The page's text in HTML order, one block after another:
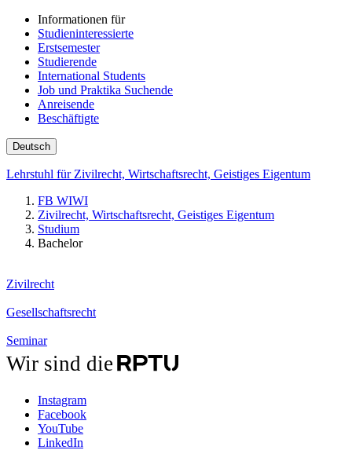
Informationen für
Studieninteressierte
Erstsemester
Studierende
International Students
Job und Praktika Suchende
Anreisende
Beschäftigte
Deutsch
Lehrstuhl für Zivilrecht, Wirtschaftsrecht, Geistiges Eigentum
FB WIWI
Zivilrecht, Wirtschaftsrecht, Geistiges Eigentum
Studium
Bachelor
Zivilrecht
Gesellschaftsrecht
Seminar
Wir sind die
Instagram
Facebook
YouTube
LinkedIn